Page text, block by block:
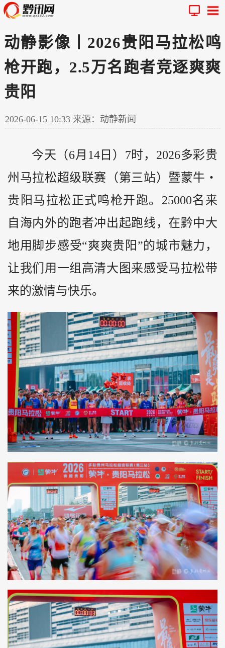
动静影像丨2026贵阳马拉松鸣
枪开跑，2.5万名跑者竞逐爽爽
贵阳
2026-06-15 10:33 来源：动静新闻
今天（6月14日）7时，2026多彩贵
州 马拉松超级联赛（第三站）暨蒙牛・
贵阳马拉松正式鸣枪开跑。25000名来
自海内外的跑者冲出起跑线，在黔中大
地用脚步感受“爽爽贵阳”的城市魅力，
让我们用一组高清大图来感受马拉松带
来的激情与快乐。